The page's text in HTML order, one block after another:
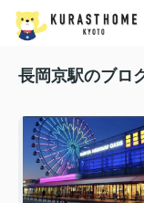
長岡京駅のブロ